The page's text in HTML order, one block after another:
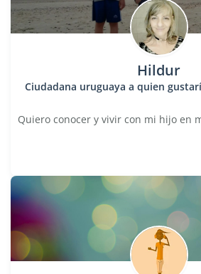
Hildur
Ciudadana uruguaya a quien
Quiero conocer y vivir con mi hijo en